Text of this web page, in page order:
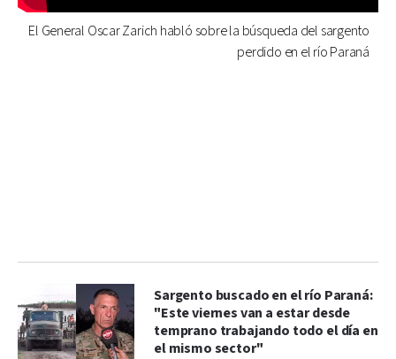
El General Oscar Zarich habló sobre la búsqueda del sargento
perdido en el río Paraná
Sargento buscado en el río Paraná:
"Este viernes van a estar desde
temprano trabajando todo el día en
el mismo sector"